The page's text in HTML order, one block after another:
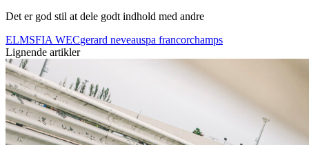
Det er god stil at dele godt indhold med andre
ELMSFIA WECgerard neveauspa francorchamps
Lignende artikler